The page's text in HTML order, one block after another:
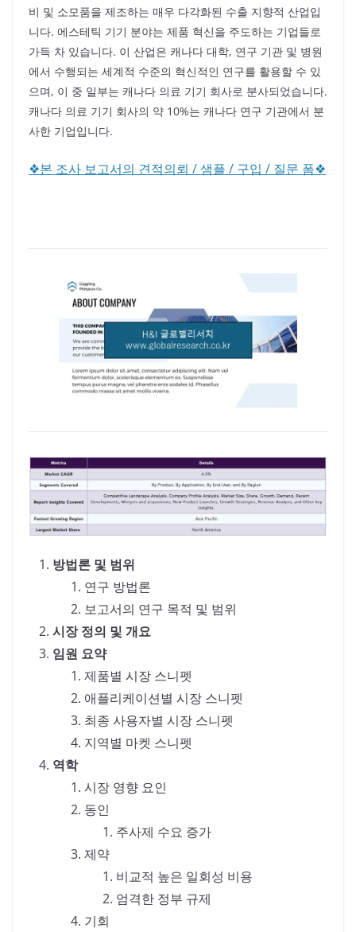
비 및 소모품을 제조하는 매우 다각화된 수출 지향적 산업입
니다. 에스테틱 기기 분야는 제품 혁신을 주도하는 기업들로
가득 차 있습니다. 이 산업은 캐나다 대학, 연구 기관 및 병원
에서 수행되는 세계적 수준의 혁신적인 연구를 활용할 수 있
으며, 이 중 일부는 캐나다 의료 기기 회사로 분사되었습니다.
캐나다 의료 기기 회사의 약 10%는 캐나다 연구 기관에서 분
사한 기업입니다.
❖본 조사 보고서의 견적의뢰 / 샘플 / 구입 / 질문 폼❖
방법론 및 범위
연구 방법론
보고서의 연구 목적 및 범위
시장 정의 및 개요
임원 요약
제품별 시장 스니펫
애플리케이션별 시장 스니펫
최종 사용자별 시장 스니펫
지역별 마켓 스니펫
역학
시장 영향 요인
동인
주사제 수요 증가
제약
비교적 높은 일회성 비용
엄격한 정부 규제
기회